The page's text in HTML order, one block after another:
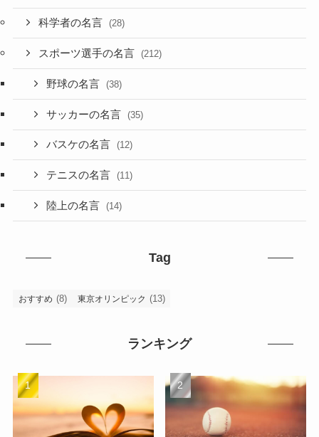
科学者の名言 (28)
スポーツ選手の名言 (212)
野球の名言 (38)
サッカーの名言 (35)
バスケの名言 (12)
テニスの名言 (11)
陸上の名言 (14)
Tag
おすすめ (8) 東京オリンピック (13)
ランキング